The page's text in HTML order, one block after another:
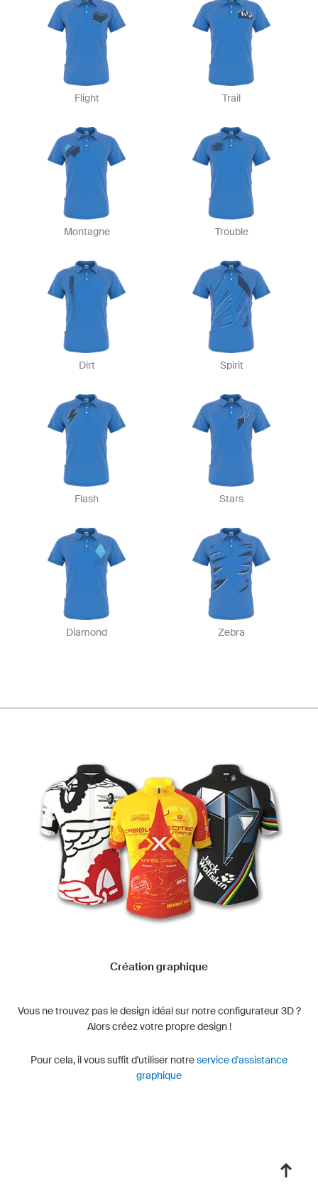
Flight Trail
Montagne Trouble
Dirt Spirit
Flash Stars
Diamond Zebra
Création graphique
Vous ne trouvez pas le design idéal sur notre configurateur 3D ?
Alors créez votre propre design !
Pour cela, il vous suffit d'utiliser notreservice d'assistance
graphique